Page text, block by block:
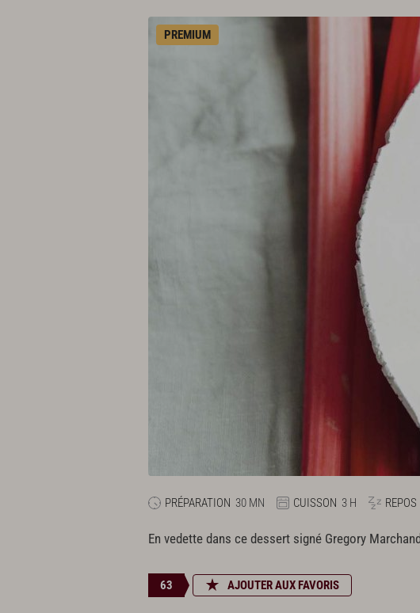
PREMIUM
PRÉPARATION 30 MN CUISSON 3 H REPOS
En vedette dans ce dessert signé Gregory
63 AJOUTER AUX FAVORIS